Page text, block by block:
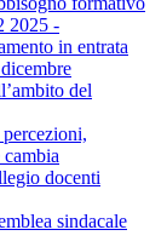
2025 -
in entrata
del
docenti
sindacale